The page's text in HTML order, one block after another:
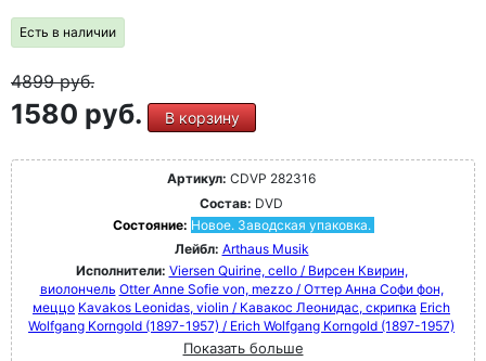
Есть в наличии
4899руб.
1580 руб. В корзину
Артикул: CDVP 282316
Состав: DVD
Состояние: Новое. Заводская упаковка.
Лейбл: Arthaus Musik
Исполнители: Viersen Quirine, cello / Вирсен Квирин,
виолончель Otter Anne Sofie von, mezzo / Оттер Анна Софи фон,
меццо Kavakos Leonidas, violin / Кавакос Леонидас, скрипка Erich
Wolfgang Korngold (1897-1957) / Erich Wolfgang Korngold (1897-1957)
Показать больше